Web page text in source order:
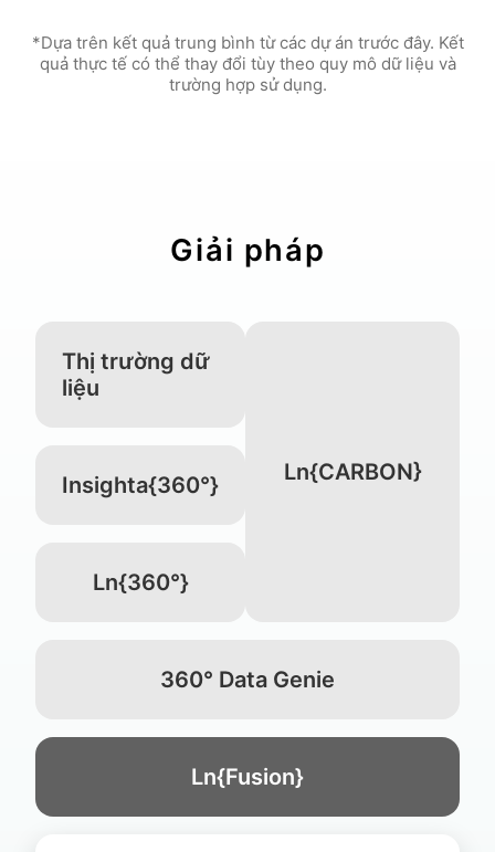
*Dựa trên kết quả trung bình từ các dự án trước đây. Kết
quả thực tế có thể thay đổi tùy theo quy mô dữ liệu và
trường hợp sử dụng.
Giải pháp
Thị trường dữ
liệu
Insighta{360°}
Ln{360°}
Ln{CARBON}
360° Data Genie
Ln{Fusion}